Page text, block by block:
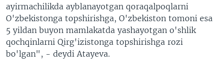
ayirmachilikda ayblanayotgan qoraqalpoqlarni
O'zbekistonga topshirishga, O'zbekiston tomoni esa
5 yildan buyon mamlakatda yashayotgan o'shlik
qochqinlarni Qirg'izistonga topshirishga rozi
bo'lgan", - deydi Atayeva.